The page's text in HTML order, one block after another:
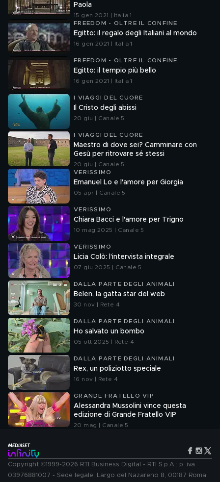
Paola
15 gen 2021 | Italia 1
FREEDOM - OLTRE IL CONFINE
Egitto: il regalo degli Italiani al mondo
16 gen 2021 | Italia 1
FREEDOM - OLTRE IL CONFINE
Egitto: il tempio più bello
16 gen 2021 | Italia 1
I VIAGGI DEL CUORE
Il Cristo degli abissi
20 giu | Canale 5
I VIAGGI DEL CUORE
Maestro di dove sei? Camminare con
Gesù per ritrovare sé stessi
20 giu | Canale 5
VERISSIMO
Emanuel Lo e l'amore per Giorgia
05 apr | Canale 5
VERISSIMO
Chiara Bacci e l'amore per Trigno
10 mag 2025 | Canale 5
VERISSIMO
Licia Colò: l'intervista integrale
07 giu 2025 | Canale 5
DALLA PARTE DEGLI ANIMALI
Belen, la gatta star del web
30 nov | Rete 4
DALLA PARTE DEGLI ANIMALI
Ho salvato un bombo
05 ott 2025 | Rete 4
DALLA PARTE DEGLI ANIMALI
Rex, un poliziotto speciale
16 nov | Rete 4
GRANDE FRATELLO VIP
Alessandra Mussolini vince questa
edizione di Grande Fratello VIP
20 mag | Canale 5
Copyright ©1999-2026 RTI Business Digital - RTI S.p.A.: p. iva
03976881007 - Sede legale: Largo del Nazareno 8, 00187 Roma.